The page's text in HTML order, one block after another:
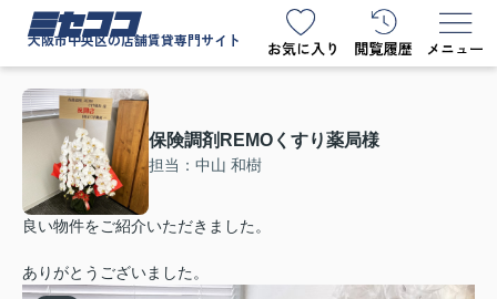
ミセココ
大阪市中央区の店舗賃貸専門サイト
保険調剤REMOくすり薬局様
担当：中山 和樹
良い物件をご紹介いただきました。
ありがとうございました。